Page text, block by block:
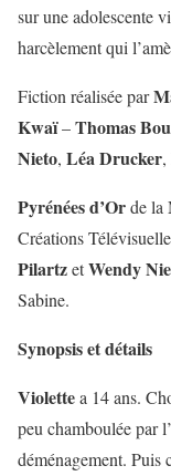
sur une adolescente
harcèlement qui
Fiction réalisée par
Kwaï–Thomas
Nieto, Léa Drucker,
Pyrénées d’Orde la
Créations
PilartzetWendy
Sabine.
Synopsis et détails
Violettea 14 ans.
peu chamboulée par
déménagement. Puis